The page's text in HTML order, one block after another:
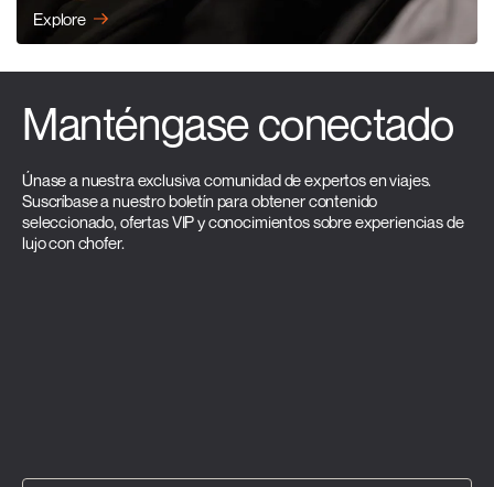
Explore
Manténgase conectado
Únase a nuestra exclusiva comunidad de expertos en viajes.
Suscríbase a nuestro boletín para obtener contenido
seleccionado, ofertas VIP y conocimientos sobre experiencias de
lujo con chofer.